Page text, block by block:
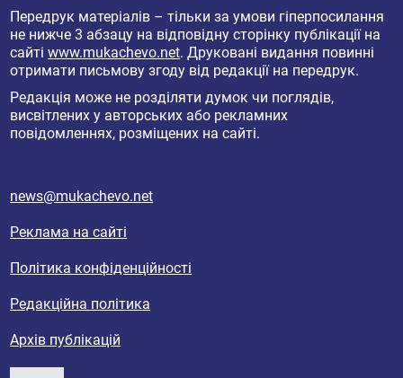
Передрук матеріалів – тільки за умови гіперпосилання
не нижче 3 абзацу на відповідну сторінку публікації на
сайтіwww.mukachevo.net. Друковані видання повинні
отримати письмову згоду від редакції на передрук.
Редакція може не розділяти думок чи поглядів,
висвітлених у авторських або рекламних
повідомленнях, розміщених на сайті.
news@mukachevo.net
Реклама на сайті
Політика конфіденційності
Редакційна політика
Архів публікацій